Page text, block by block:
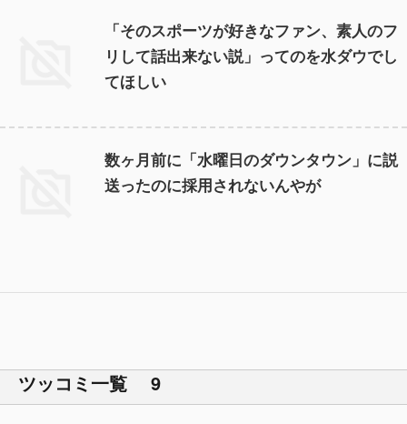
「そのスポーツが好きなファン、素人のフ
リして話出来ない説」ってのを水ダウでし
てほしい
数ヶ月前に「水曜日のダウンタウン」に説
送ったのに採用されないんやが
ツッコミ一覧 9